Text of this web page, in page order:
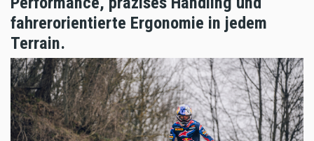
fahrerorientierte Ergonomie in jedem
Terrain.